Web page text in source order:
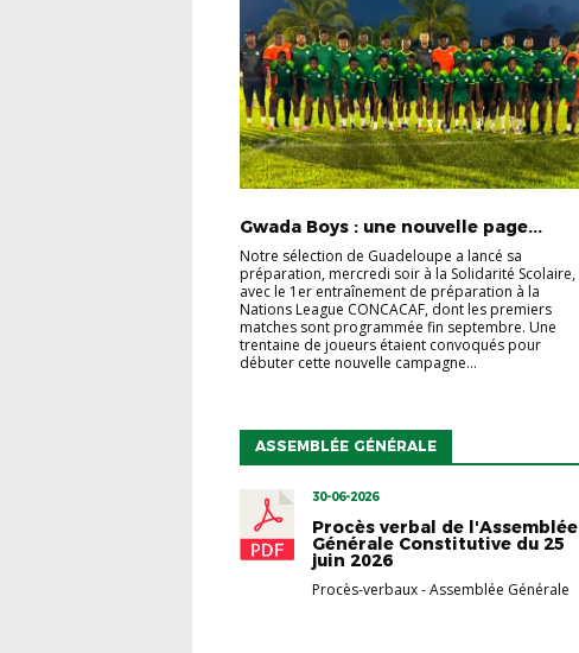
Gwada Boys : une nouvelle page...
Notre sélection de Guadeloupe a lancé sa
préparation, mercredi soir à la Solidarité Scolaire,
avec le 1er entraînement de préparation à la
Nations League CONCACAF, dont les premiers
matches sont programmée fin septembre. Une
trentaine de joueurs étaient convoqués pour
débuter cette nouvelle campagne...
ASSEMBLÉE GÉNÉRALE
30-06-2026
Procès verbal de l'Assemblée
Générale Constitutive du 25
juin 2026
Procès-verbaux-Assemblée Générale